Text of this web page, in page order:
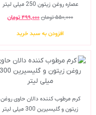
عصاره روغن زیتون 250 میلی لیتر
۵۵۰,۰۰۰تومان۴۹۹,۰۰۰تومان
افزودن به سبد خرید
کرم مرطوب کننده دالان حاوی روغن
زیتون و گلیسیرین 300 میلی لیتر